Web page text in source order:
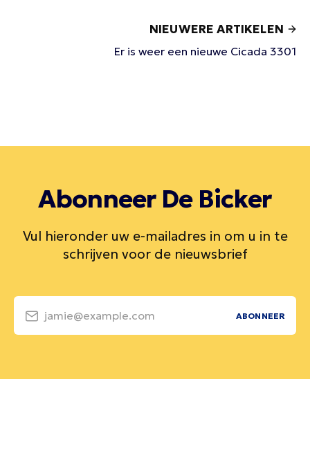
NIEUWERE ARTIKELEN
Er is weer een nieuwe Cicada 3301
Abonneer De Bicker
Vul hieronder uw e-mailadres in om u in te
schrijven voor de nieuwsbrief
jamie@example.com ABONNEER